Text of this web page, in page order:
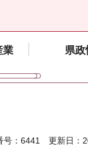
業 県政
号：6441 更新日：